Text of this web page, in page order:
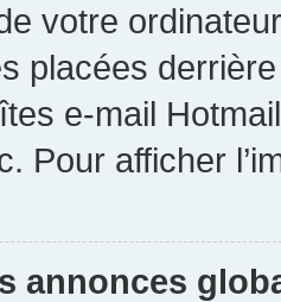
votre
placées
e-mail
Pour afficher
annonces